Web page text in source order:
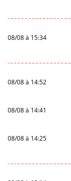
08/08 à 15:34
08/08 à 14:52
08/08 à 14:41
08/08 à 14:25